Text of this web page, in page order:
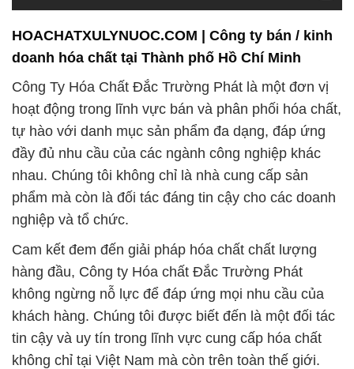
hoạt động trong lĩnh vực bán và phân phối hóa chất,
tự hào với danh mục sản phẩm đa dạng, đáp ứng
đầy đủ nhu cầu của các ngành công nghiệp khác
nhau. Chúng tôi không chỉ là nhà cung cấp sản
phẩm mà còn là đối tác đáng tin cậy cho các doanh
nghiệp và tổ chức.
Cam kết đem đến giải pháp hóa chất chất lượng
hàng đầu, Công ty Hóa chất Đắc Trường Phát
không ngừng nỗ lực để đáp ứng mọi nhu cầu của
khách hàng. Chúng tôi được biết đến là một đối tác
tin cậy và uy tín trong lĩnh vực cung cấp hóa chất
không chỉ tại Việt Nam mà còn trên toàn thế giới.
Khi quý khách hàng hợp tác với chúng tôi, bạn sẽ
không chỉ nhận được sản phẩm chất lượng cao mà
còn được hỗ trợ toàn diện và cam kết về mối quan
hệ đối tác đáng tin cậy. Chúng tôi luôn đặt lợi ích